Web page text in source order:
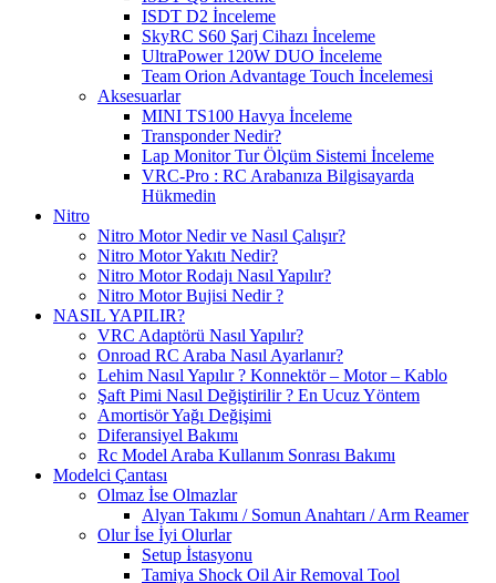
ISDT D2 İnceleme
SkyRC S60 Şarj Cihazı İnceleme
UltraPower 120W DUO İnceleme
Team Orion Advantage Touch İncelemesi
Aksesuarlar
MINI TS100 Havya İnceleme
Transponder Nedir?
Lap Monitor Tur Ölçüm Sistemi İnceleme
VRC-Pro : RC Arabanıza Bilgisayarda
Hükmedin
Nitro
Nitro Motor Nedir ve Nasıl Çalışır?
Nitro Motor Yakıtı Nedir?
Nitro Motor Rodajı Nasıl Yapılır?
Nitro Motor Bujisi Nedir ?
NASIL YAPILIR?
VRC Adaptörü Nasıl Yapılır?
Onroad RC Araba Nasıl Ayarlanır?
Lehim Nasıl Yapılır ? Konnektör – Motor – Kablo
Şaft Pimi Nasıl Değiştirilir ? En Ucuz Yöntem
Amortisör Yağı Değişimi
Diferansiyel Bakımı
Rc Model Araba Kullanım Sonrası Bakımı
Modelci Çantası
Olmaz İse Olmazlar
Alyan Takımı / Somun Anahtarı / Arm Reamer
Olur İse İyi Olurlar
Setup İstasyonu
Tamiya Shock Oil Air Removal Tool